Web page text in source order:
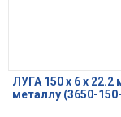
ЛУГА 150 х 6 х
металлу (3650-